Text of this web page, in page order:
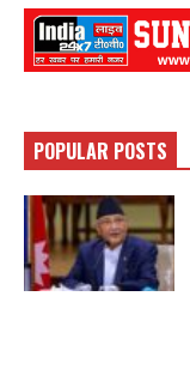
POPULAR POSTS